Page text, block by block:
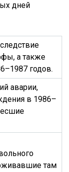
дней
а также
годов.
аварии,
в 1986–
там